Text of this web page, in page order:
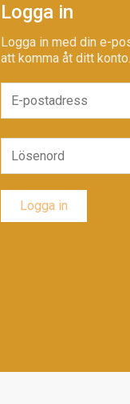
Logga in
Logga in med din e-
att komma åt ditt konto.